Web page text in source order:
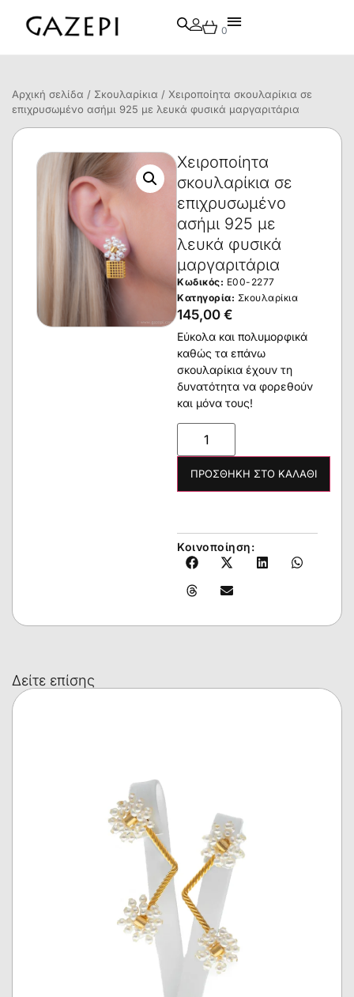
0
Αρχική σελίδα / Σκουλαρίκια / Χειροποίητα σκουλαρίκια σε
επιχρυσωμένο ασήμι 925 με λευκά φυσικά μαργαριτάρια
Χειροποίητα
σκουλαρίκια σε
επιχρυσωμένο
ασήμι 925 με
λευκά φυσικά
μαργαριτάρια
Κωδικός: E00-2277
Κατηγορία: Σκουλαρίκια
145,00 €
Εύκολα και πολυμορφικά
καθώς τα επάνω
σκουλαρίκια έχουν τη
δυνατότητα να φορεθούν
και μόνα τους!
ΠΡΟΣΘΉΚΗ ΣΤΟ ΚΑΛΆΘΙ
Κοινοποίηση:
Δείτε επίσης